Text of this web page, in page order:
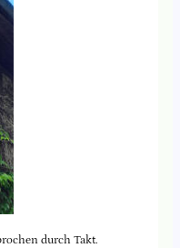
durch Takt.